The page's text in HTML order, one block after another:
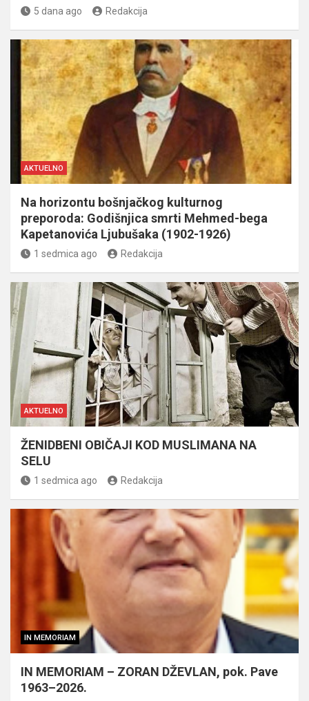
5 dana ago Redakcija
AKTUELNO
Na horizontu bošnjačkog kulturnog
preporoda: Godišnjica smrti Mehmed-bega
Kapetanovića Ljubušaka (1902-1926)
1 sedmica ago Redakcija
AKTUELNO
ŽENIDBENI OBIČAJI KOD MUSLIMANA NA
SELU
1 sedmica ago Redakcija
IN MEMORIAM
IN MEMORIAM – ZORAN DŽEVLAN, pok. Pave
1963–2026.